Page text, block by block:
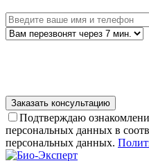
Подтверждаю
персональных данных в
персональных данных.